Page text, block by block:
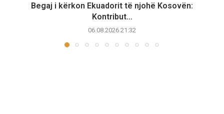
Begaj i kërkon Ekuadorit të njohë Kosovën:
Kontribut...
06.08.2026 21:32